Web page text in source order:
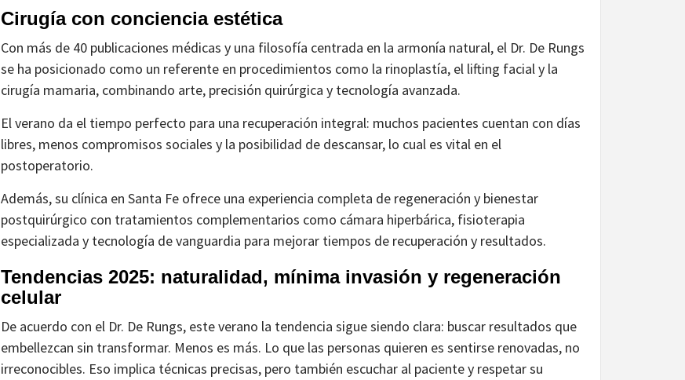
Cirugía con conciencia estética
Con más de 40 publicaciones médicas y una filosofía centrada en la armonía natural, el Dr. De Rungs
se ha posicionado como un referente en procedimientos como la rinoplastía, el lifting facial y la
cirugía mamaria, combinando arte, precisión quirúrgica y tecnología avanzada.
El verano da el tiempo perfecto para una recuperación integral: muchos pacientes cuentan con días
libres, menos compromisos sociales y la posibilidad de descansar, lo cual es vital en el
postoperatorio.
Además, su clínica en Santa Fe ofrece una experiencia completa de regeneración y bienestar
postquirúrgico con tratamientos complementarios como cámara hiperbárica, fisioterapia
especializada y tecnología de vanguardia para mejorar tiempos de recuperación y resultados.
Tendencias 2025: naturalidad, mínima invasión y regeneración
celular
De acuerdo con el Dr. De Rungs, este verano la tendencia sigue siendo clara: buscar resultados que
embellezcan sin transformar. Menos es más. Lo que las personas quieren es sentirse renovadas, no
irreconocibles. Eso implica técnicas precisas, pero también escuchar al paciente y respetar su